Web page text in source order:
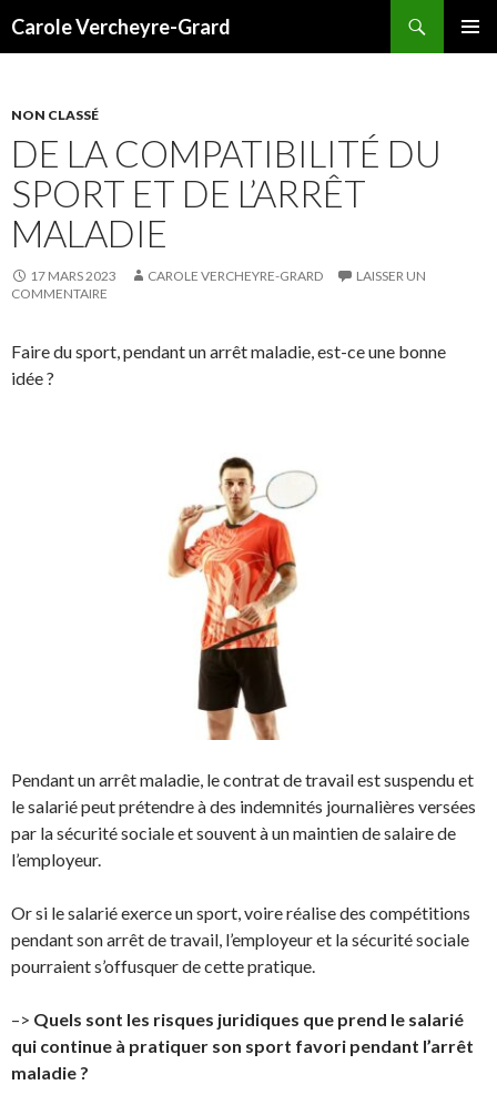
Carole Vercheyre-Grard
NON CLASSÉ
DE LA COMPATIBILITÉ DU
SPORT ET DE L’ARRÊT
MALADIE
17 MARS 2023 CAROLE VERCHEYRE-GRARD
LAISSER UN
COMMENTAIRE
Faire du sport, pendant un arrêt maladie, est-ce une bonne
idée ?
Pendant un arrêt maladie, le contrat de travail est suspendu et
le salarié peut prétendre à des indemnités journalières versées
par la sécurité sociale et souvent à un maintien de salaire de
l’employeur.
Or si le salarié exerce un sport, voire réalise des compétitions
pendant son arrêt de travail, l’employeur et la sécurité sociale
pourraient s’offusquer de cette pratique.
–> Quels sont les risques juridiques que prend le salarié
qui continue à pratiquer son sport favori pendant l’arrêt
maladie ?